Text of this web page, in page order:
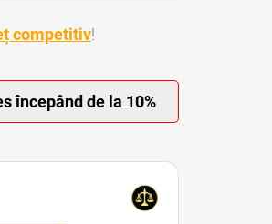
competitiv!
începând de la 10%